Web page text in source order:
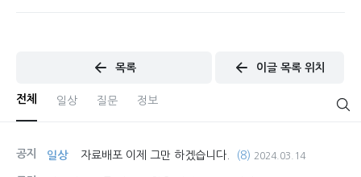
목록 이글 목록 위치
전체 일상 질문 정보
공지 일상 자료배포 이제 그만 하겠습니다. (8) 2024.03.14